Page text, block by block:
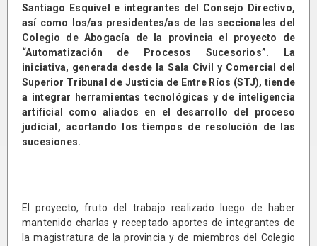
Santiago Esquivel e integrantes del Consejo Directivo,
así como los/as presidentes/as de las seccionales del
Colegio de Abogacía de la provincia el proyecto de
“Automatización de Procesos Sucesorios”. La
iniciativa, generada desde la Sala Civil y Comercial del
Superior Tribunal de Justicia de Entre Ríos (STJ), tiende
a integrar herramientas tecnológicas y de inteligencia
artificial como aliados en el desarrollo del proceso
judicial, acortando los tiempos de resolución de las
sucesiones.
El proyecto, fruto del trabajo realizado luego de haber
mantenido charlas y receptado aportes de integrantes de
la magistratura de la provincia y de miembros del Colegio